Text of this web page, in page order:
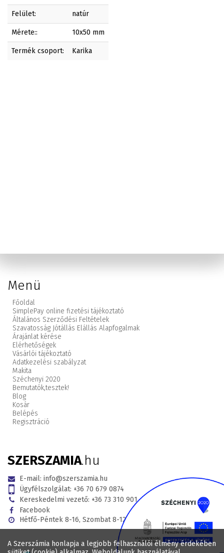
A Szerszámia honlapja a legjobb felhasználói élmény érdekében
Felület: natúr
Mérete:: 10x50 mm
Termék csoport: Karika
Menü
Főoldal
SimplePay online fizetési tájékoztató
Általános Szerződési Feltételek
Szavatosság Jótállás Elállás Alapfogalmak
Árajánlat kérése
Elérhetőségek
Vásárlói tájékoztató
Adatkezelési szabályzat
Makita
Széchenyi 2020
Bemutatók,tesztek!
Blog
Kosár
Belépés
Regisztráció
SZERSZAMIA.hu
E-mail: info@szerszamia.hu
Ügyfélszolgálat: +36 70 679 0874
Kereskedelmi vezető: +36 73 310 901
Facebook
Hétfő-Péntek 8-16, Szombat 8-12